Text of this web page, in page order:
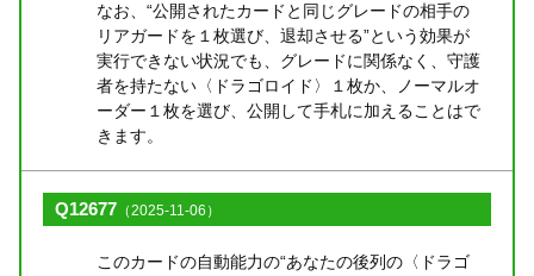
なお、“公開されたカードと同じグレードの相手の
リアガードを１枚選び、退却させる”という効果が
実行できない状況でも、グレードに関係なく、守護
者を持たない〈ドラゴロイド〉１枚か、ノーマルオ
ーダー１枚を選び、公開して手札に加えることはで
きます。
Q12677 （2025-11-06）
このカードの自動能力の“あなたの後列の〈ドラゴ